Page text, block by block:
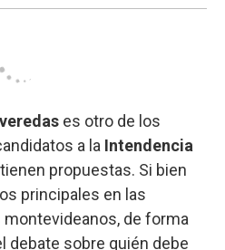
es otro de los
a la Intendencia
propuestas. Si bien
principales en las
de forma
debate sobre quién debe